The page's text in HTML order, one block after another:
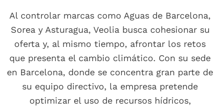
Al controlar marcas como Aguas de Barcelona,
Sorea y Asturagua, Veolia busca cohesionar su
oferta y, al mismo tiempo, afrontar los retos
que presenta el cambio climático. Con su sede
en Barcelona, donde se concentra gran parte de
su equipo directivo, la empresa pretende
optimizar el uso de recursos hídricos,